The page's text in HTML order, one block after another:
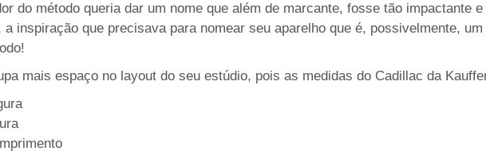
do método queria dar um nome que além de marcante, fosse tão impactante
inspiração que precisava para nomear seu aparelho que é, possivelmente,
mais espaço no layout do seu estúdio, pois as medidas do Cadillac da